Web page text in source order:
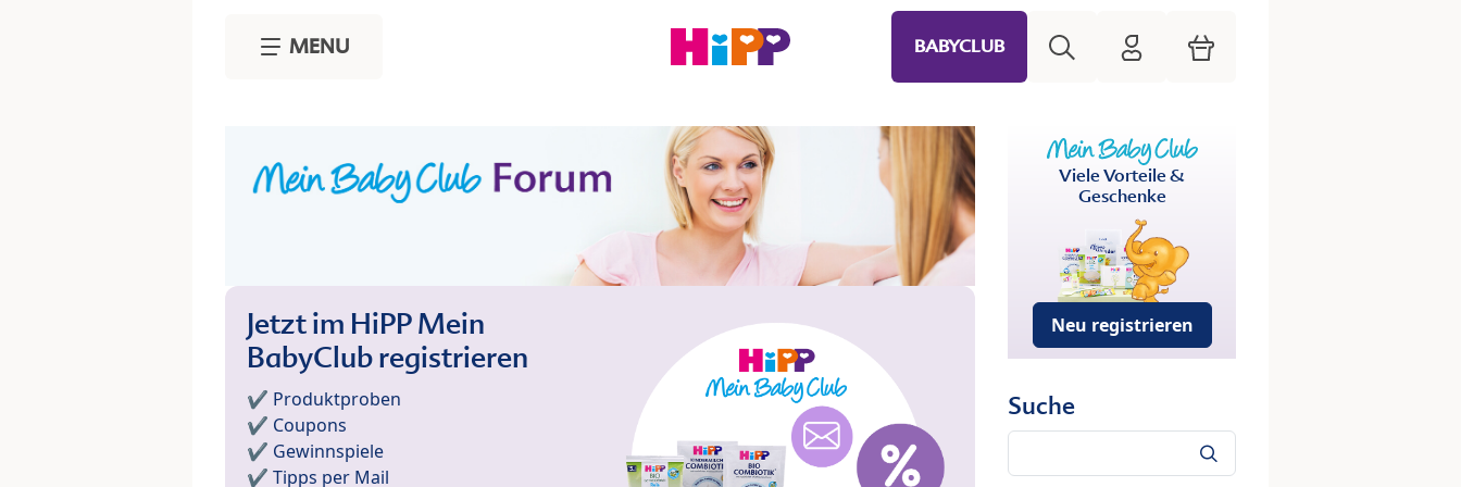
MENU BABYCLUB HiPP Mein Babyclub
Warenkorb
Jetzt im HiPP Mein
BabyClub registrieren
✔️ Produktproben
✔️ Coupons
✔️ Gewinnspiele
✔️ Tipps per Mail
Viele Vorteile &
Geschenke
Neu registrieren
Suche